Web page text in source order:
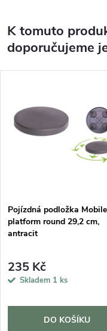
K tomuto
doporučujeme
Pojízdná podložka Mobile
platform round 29,2 cm,
antracit
235 Kč
Skladem 1 ks
DO KOŠÍKU